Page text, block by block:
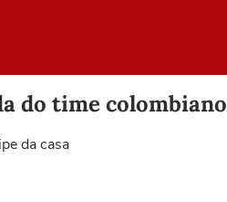
do time colombiano
da casa